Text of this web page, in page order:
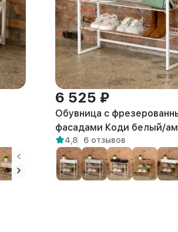
6 525 ₽
Обувница с
фасадами Коди белый/
4,8 6 отзывов